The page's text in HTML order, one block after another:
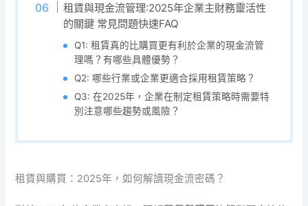
租賃與現金流管理:2025年企業主財務靈活性
的關鍵 常見問題快速FAQ
Q1: 租賃真的比購買更有利於企業的現金流管
理嗎？有哪些具體優勢？
Q2: 哪些行業或企業更適合採用租賃策略？
Q3: 在2025年，企業在制定租賃策略時需要特
別注意哪些趨勢或風險？
租賃與購買：2025年，如何解讀現金流密碼？